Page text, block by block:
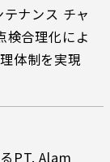
ナンス チャ
検合理化によ
体制を実現
PT. Alam